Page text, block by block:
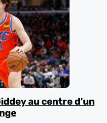
au centre d’un